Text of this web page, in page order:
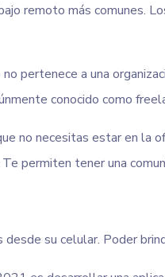
remoto más comunes.
pertenece a una
conocido como
no necesitas estar en la
permiten tener una
su celular. Poder